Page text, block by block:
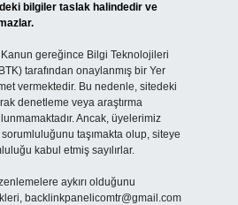
bilgiler taslak halindedir ve
Kanun gereğince Bilgi Teknolojileri
tarafından onaylanmış bir Yer
vermektedir. Bu nedenle, sitedeki
denetleme veya araştırma
Ancak, üyelerimiz
taşımakta olup, siteye
kabul etmiş sayılırlar.
aykırı olduğunu
backlinkpanelicomtr@gmail.com